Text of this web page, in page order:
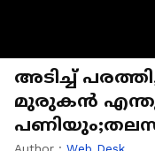
അടിച്ച്
മുരുകന്‍